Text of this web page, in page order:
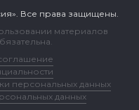
Все права защищены.
материалов
персональных данных
данных